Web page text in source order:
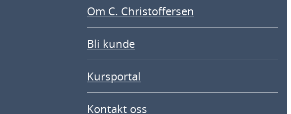
Om C. Christoffersen
Bli kunde
Kursportal
Kontakt oss